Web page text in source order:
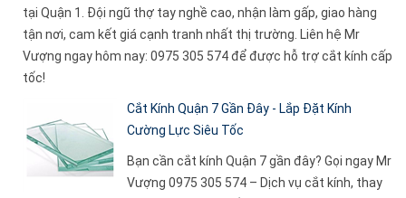
tại Quận 1. Đội ngũ thợ tay nghề cao, nhận làm gấp, giao hàng
tận nơi, cam kết giá cạnh tranh nhất thị trường. Liên hệ Mr
Vượng ngay hôm nay: 0975 305 574 để được hỗ trợ cắt kính cấp
tốc!
Cắt Kính Quận 7 Gần Đây - Lắp Đặt Kính
Cường Lực Siêu Tốc
Bạn cần cắt kính Quận 7 gần đây? Gọi ngay Mr
Vượng 0975 305 574 – Dịch vụ cắt kính, thay